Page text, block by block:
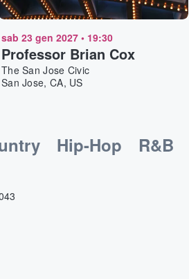
sab 23 gen 2027• 19:30
Professor Brian Cox
The San Jose Civic
San Jose, CA, US
Hip-Hop R&B